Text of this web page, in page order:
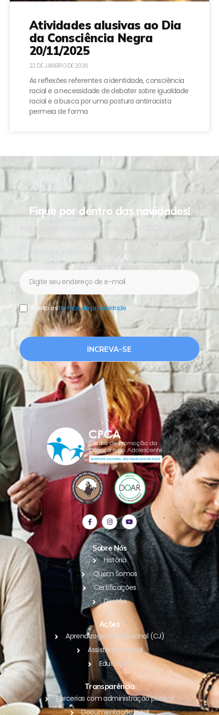
Atividades alusivas ao Dia
da Consciência Negra
20/11/2025
22 DE JANEIRO DE 2026
As reflexões referentes a identidade, consciência
racial e a necessidade de debater sobre igualdade
racial e a busca por uma postura antirracista
permeia de forma
Fique por dentro das novidades!
Fique de olho no que acontece no CPCA, cadastre
seu e-mail em nossa lista e receba os nossos
boletins, informações sobre o CPCA, ações e
campanhas.
Aceito ostermos de privacidade.
INCREVA-SE
Sobre Nós
História
Quem Somos
Certificações
Gestão
Ações
Aprendizagem Profissional (CJ)
Assistência Social
Educação
Transparência
Parcerias com administração pública
Documentação legal